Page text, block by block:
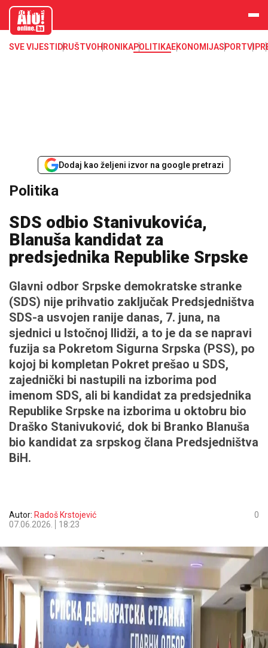
aloonline.b
SVE VIJESTI DRUŠTVOHRONIKAPOLITIKAEKONOMIJASPORTVIP
Dodaj kao željeni izvor na google pretrazi
Politika
SDS odbio Stanivukovića,
Blanuša kandidat za
predsjednika Republike Srpske
Glavni odbor Srpske demokratske stranke
(SDS) nije prihvatio zaključak Predsjedništva
SDS-a usvojen ranije danas, 7. juna, na
sjednici u Istočnoj Ilidži, a to je da se napravi
fuzija sa Pokretom Sigurna Srpska (PSS), po
kojoj bi kompletan Pokret prešao u SDS,
zajednički bi nastupili na izborima pod
imenom SDS, ali bi kandidat za predsjednika
Republike Srpske na izborima u oktobru bio
Draško Stanivuković, dok bi Branko Blanuša
bio kandidat za srpskog člana Predsjedništva
BiH.
Autor: Radoš Krstojević
07.06.2026.
18:23
0